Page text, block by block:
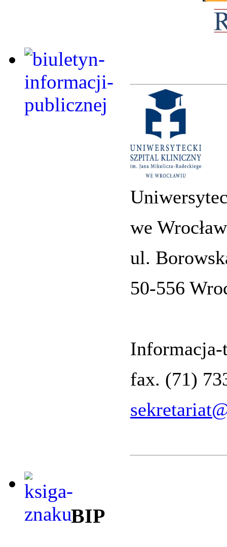
we
ul.
50-556
Informacja-
fax. (71)
BIP